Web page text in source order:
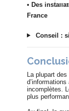
• Des
France
Conseil :
La plupart
incomplètes.
plus